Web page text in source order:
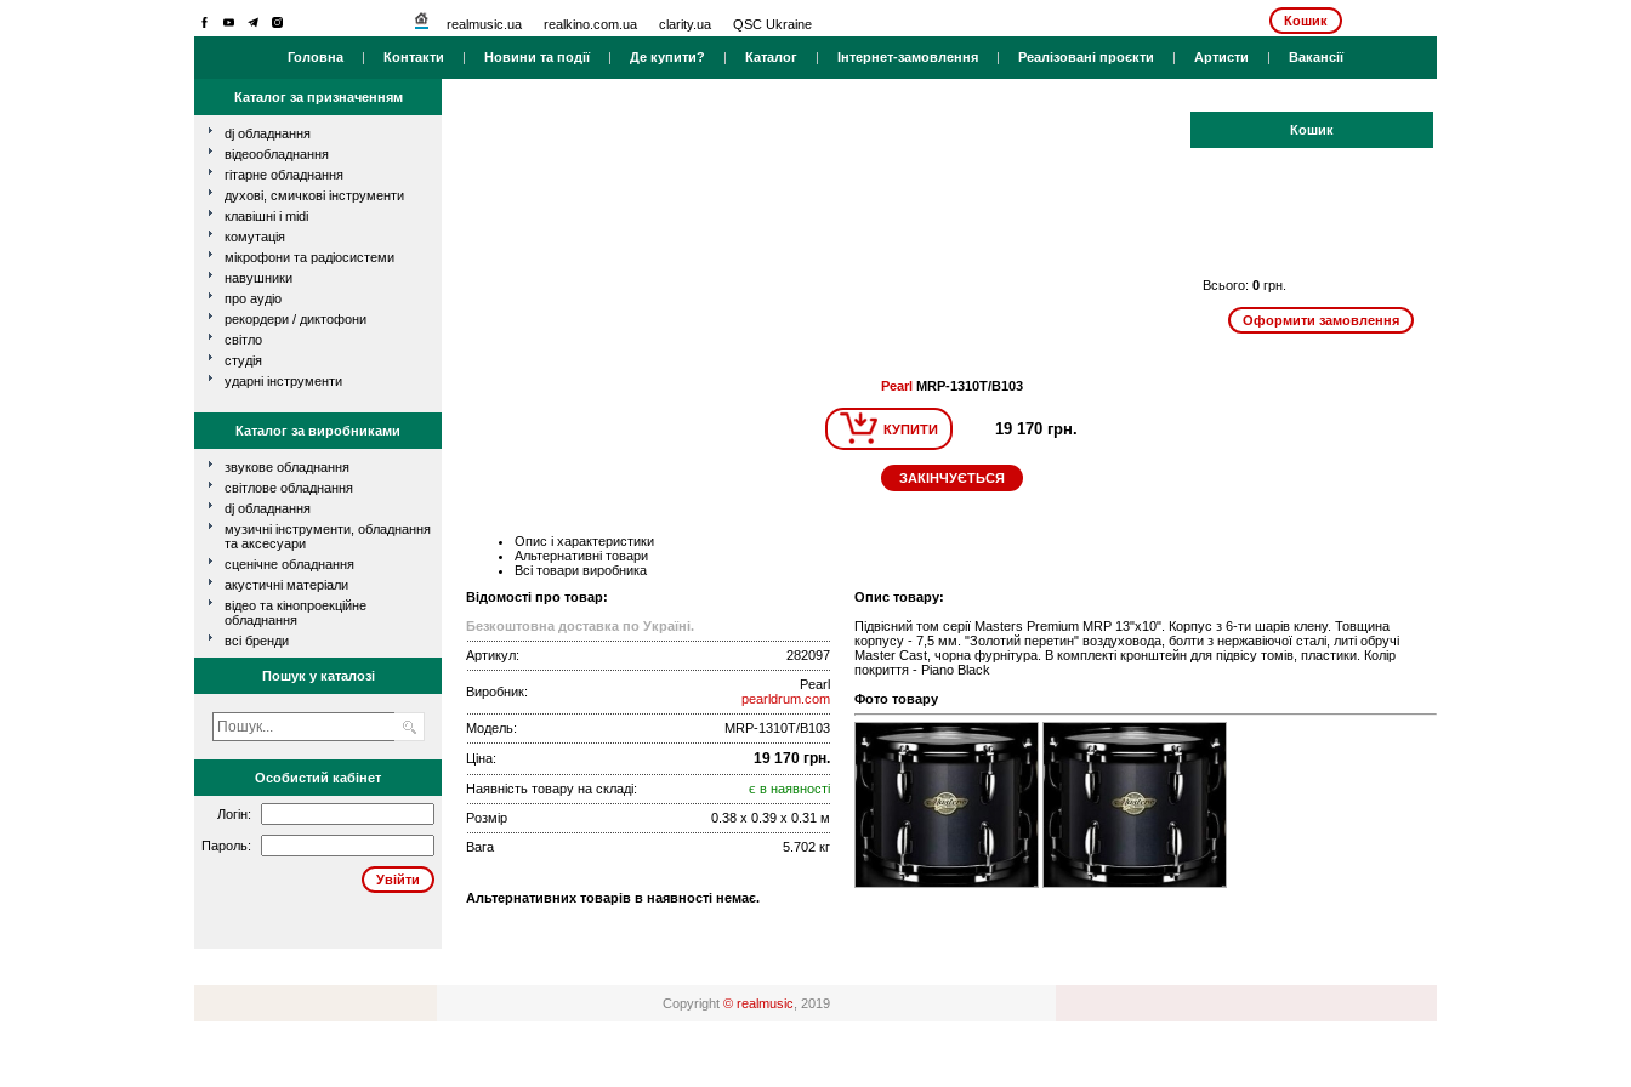
realmusic.ua realkino.com.ua clarity.ua QSC Ukraine Кошик
Головна | Контакти | Новини та події| Де купити? | Каталог | Інтернет-замовлення | Реалізовані проєкти | Артисти | Вакансії
Каталог за призначенням
dj обладнання
відеообладнання
гітарне обладнання
духові, смичкові інструменти
клавішні і midi
комутація
мікрофони та радіосистеми
навушники
про аудіо
рекордери / диктофони
світло
студія
ударні інструменти
Каталог за виробниками
звукове обладнання
світлове обладнання
dj обладнання
музичні інструменти, обладнання
та аксесуари
сценічне обладнання
акустичні матеріали
відео та кінопроекційне
обладнання
всі бренди
Пошук у каталозі
Особистий кабінет
Логін:
Пароль:
Кошик
Всього: 0 грн.
PearlMRP-1310T/B103
КУПИТИ 19 170 грн.
ЗАКІНЧУЄТЬСЯ
Опис і характеристики
Альтернативні товари
Всі товари виробника
Відомості про товар:
Безкоштовна доставка по Україні.
Артикул:
282097
Виробник:
Pearl
pearldrum.com
Модель:
MRP-1310T/B103
Ціна: 19 170 грн.
Наявність товару на складі:
є в наявності
Розмір
0.38 x 0.39 x 0.31 м
Вага
5.702 кг
Опис товару:
Підвісний том серії Masters Premium MRP 13"x10". Корпус з 6-ти шарів клену. Товщина
корпусу - 7,5 мм. "Золотий перетин" воздуховода, болти з нержавіючої сталі, литі обручі
Master Cast, чорна фурнітура. В комплекті кронштейн для підвісу томів, пластики. Колір
покриття - Piano Black
Фото товару
Альтернативних товарів в наявності немає.
Copyright © realmusic , 2019